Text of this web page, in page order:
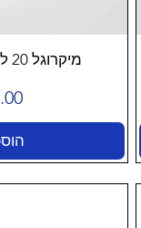
מיקרוגל 20 ליטר דיגיטלי שחור